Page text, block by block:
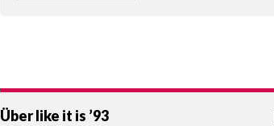
Über like it is ’93